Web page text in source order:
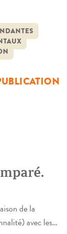
toutes les
juridique, le
que par les
du
de la
avec les